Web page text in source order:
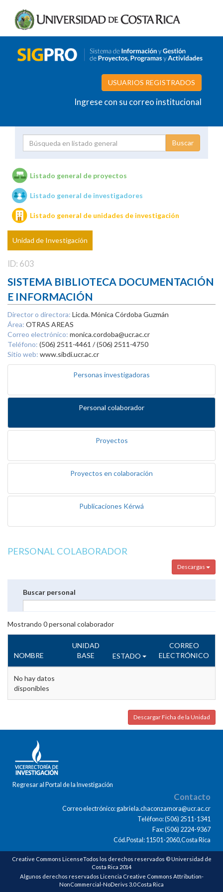
USUARIOS REGISTRADOS
Ingrese con su correo institucional
Unidades de investigación
Listado general de proyectos
Listado general de investigadores
Listado general de unidades de investigación
Unidad de Investigación
ID: 603
SISTEMA BIBLIOTECA DOCUMENTACIÓN
E INFORMACIÓN
Director o directora: Licda. Mónica Córdoba Guzmán
Área: OTRAS AREAS
Correo electrónico: monica.cordoba@ucr.ac.cr
Teléfono: (506) 2511-4461 / (506) 2511-4750
Sitio web: www.sibdi.ucr.ac.cr
Personas investigadoras
Personal colaborador
Proyectos
Proyectos en colaboración
Publicaciones Kérwá
PERSONAL COLABORADOR
Descargas
Buscar personal
Mostrando 0personal colaborador
NOMBRE
UNIDAD
BASE
ESTADO
CORREO
ELECTRÓNICO
No hay datos
disponibles
Descargar Ficha de la Unidad
Regresar al Portal de la Investigación
Contacto
Correo electrónico: gabriela.chaconzamora@ucr.ac.cr
Teléfono: (506) 2511-1341
Fax: (506) 2224-9367
Cód.Postal: 11501-2060,Costa Rica
Creative Commons LicenseTodos los derechos reservados © Universidad de
Costa Rica 2014
Algunos derechos reservados Licencia Creative Commons Attribution-
NonCommercial-NoDerivs 3.0 Costa Rica